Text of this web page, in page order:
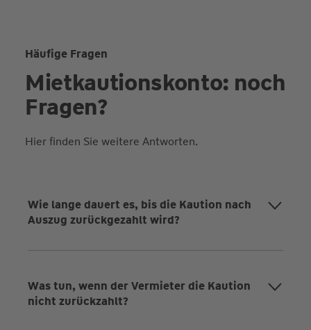
Häufige Fragen
Mietkautionskonto: noch
Fragen?
Hier finden Sie weitere Antworten.
Wie lange dauert es, bis die Kaution nach
Auszug zurückgezahlt wird?
Was tun, wenn der Vermieter die Kaution
nicht zurückzahlt?